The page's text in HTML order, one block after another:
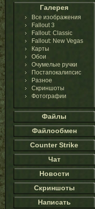
Галерея
Все изображения
Fallout 3
Fallout: Classic
Fallout: New Vegas
Карты
Обои
Очумелые ручки
Постапокалипсис
Разное
Скриншоты
Фотографии
Файлы
Файлообмен
Counter Strike
Чат
Новости
Скриншоты
Написать